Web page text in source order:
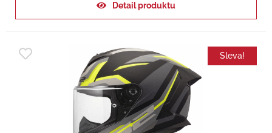
Detail produktu
Sleva!